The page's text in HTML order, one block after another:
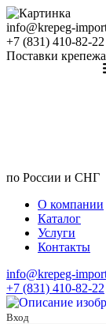
info@krepeg-
+7 (831) 410-82-22
Поставки
по России и СНГ
О компании
Каталог
Услуги
Контакты
info@krepeg-
+7 (831) 410-82-22
Вход